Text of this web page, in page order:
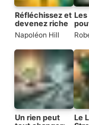
Réfléchissez et
devenez riche
Napoléon Hill
Les
Un rien peut
Le